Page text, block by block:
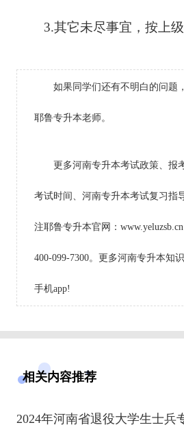
3.其它未尽事宜，按上
如果同学们还有不明白的问题
耶鲁专升本老师。
更多河南专升本考试政策、报
考试时间、河南专升本考试复习指
注耶鲁专升本官网：
400-099-7300。更多河南专升本知
手机app!
相关内容推荐
2024年河南省退役大学生士兵